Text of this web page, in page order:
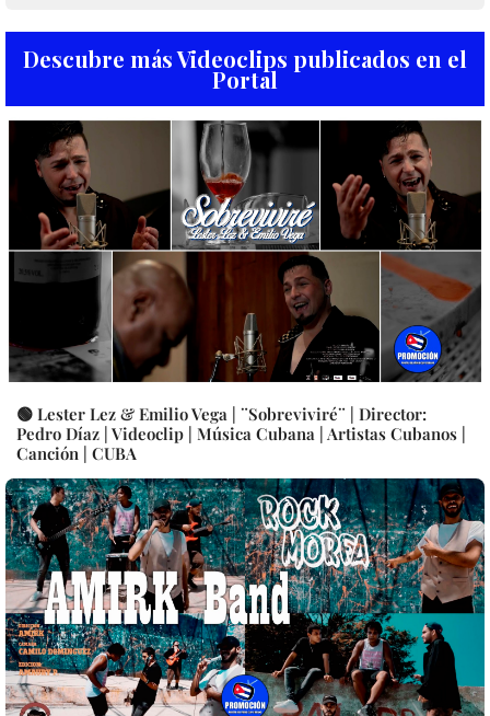
Descubre más Videoclips publicados en el
Portal
🟢 Lester Lez & Emilio Vega | ¨Sobreviviré¨ | Director:
Pedro Díaz | Videoclip | Música Cubana | Artistas Cubanos |
Canción | CUBA